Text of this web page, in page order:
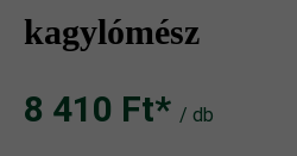
kagylómész
8 410 Ft‎‎‎* / db